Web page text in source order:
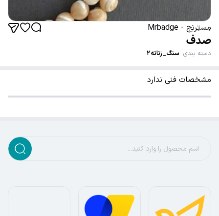
مِستِربَج - Mrbadge
صدف
دسته بندی: سنگ_زنانه۲
مشخصات فنی ندارد